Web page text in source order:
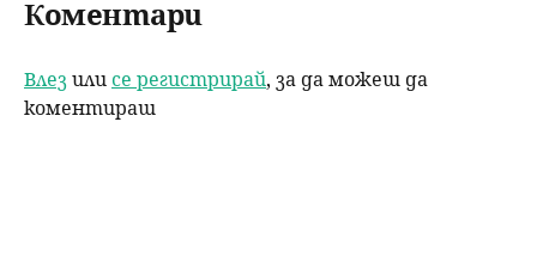
Коментари
Влезили се регистрирай, за да можеш да
коментираш